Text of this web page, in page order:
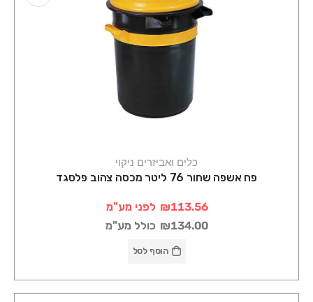
כלים ואביזרים ניקוי
פח אשפה שחור 76 ליטר מכסה צהוב פלסגד
₪113.56 לפני מע"מ
₪134.00 כולל מע"מ
הוסף לסל